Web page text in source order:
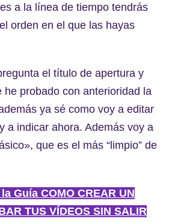
a la línea de tiempo tendrás
orden en el que las hayas
el título de apertura y
he probado con anterioridad la
ya sé como voy a editar
a indicar ahora. Además voy a
que es el más “limpio” de
Guía COMO CREAR UN
TUS VÍDEOS SIN SALIR